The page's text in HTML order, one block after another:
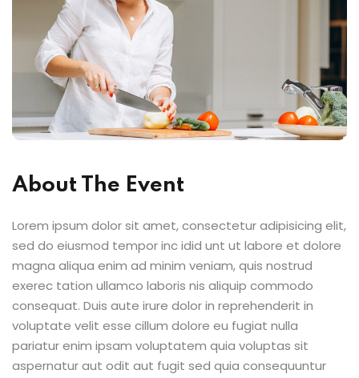
About The Event
Lorem ipsum dolor sit amet, consectetur adipisicing elit,
sed do eiusmod tempor inc idid unt ut labore et dolore
magna aliqua enim ad minim veniam, quis nostrud
exerec tation ullamco laboris nis aliquip commodo
consequat. Duis aute irure dolor in reprehenderit in
voluptate velit esse cillum dolore eu fugiat nulla
pariatur enim ipsam voluptatem quia voluptas sit
aspernatur aut odit aut fugit sed quia consequuntur